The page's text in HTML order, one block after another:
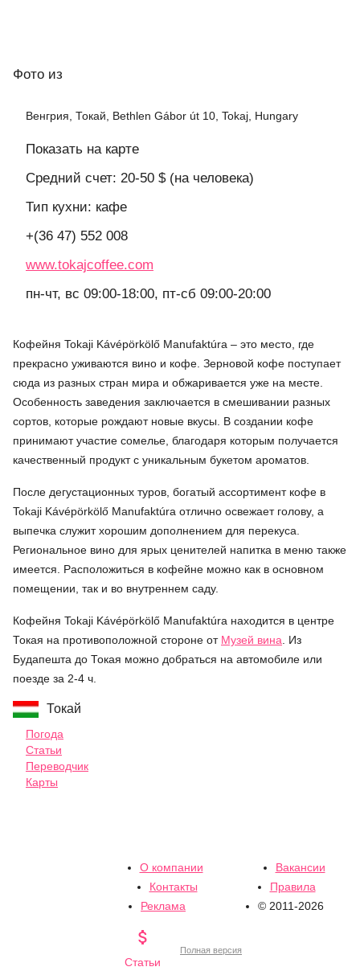
Фото из
Венгрия, Токай, Bethlen Gábor út 10, Tokaj, Hungary
Показать на карте
Средний счет: 20-50 $ (на человека)
Тип кухни: кафе
+(36 47) 552 008
www.tokajcoffee.com
пн-чт, вс 09:00-18:00, пт-сб 09:00-20:00
Кофейня Tokaji Kávépörkölő Manufaktúra – это место, где
прекрасно уживаются вино и кофе. Зерновой кофе поступает
сюда из разных стран мира и обжаривается уже на месте.
Особенность заведения заключается в смешивании разных
сортов, которые рождают новые вкусы. В создании кофе
принимают участие сомелье, благодаря которым получается
качественный продукт с уникальным букетом ароматов.
После дегустационных туров, богатый ассортимент кофе в
Tokaji Kávépörkölő Manufaktúra отлично освежает голову, а
выпечка служит хорошим дополнением для перекуса.
Региональное вино для ярых ценителей напитка в меню также
имеется. Расположиться в кофейне можно как в основном
помещении, так и во внутреннем саду.
Кофейня Tokaji Kávépörkölő Manufaktúra находится в центре
Токая на противоположной стороне от Музей вина. Из
Будапешта до Токая можно добраться на автомобиле или
поезде за 2-4 ч.
Токай
Погода
Статьи
Переводчик
Карты
О компании
Вакансии
Контакты
Правила
Реклама
© 2011-2026

Статьи
Полная версия